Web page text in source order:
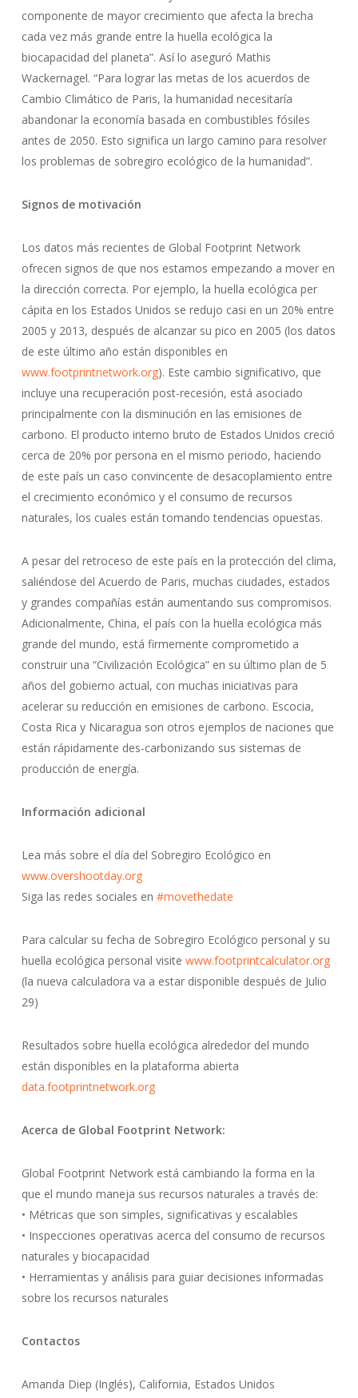
componente de mayor crecimiento que afecta la brecha
cada vez más grande entre la huella ecológica la
biocapacidad del planeta”. Así lo aseguró Mathis
Wackernagel. “Para lograr las metas de los acuerdos de
Cambio Climático de Paris, la humanidad necesitaría
abandonar la economía basada en combustibles fósiles
antes de 2050. Esto significa un largo camino para resolver
los problemas de sobregiro ecológico de la humanidad”.
Signos de motivación
Los datos más recientes de Global Footprint Network
ofrecen signos de que nos estamos empezando a mover en
la dirección correcta. Por ejemplo, la huella ecológica per
cápita en los Estados Unidos se redujo casi en un 20% entre
2005 y 2013, después de alcanzar su pico en 2005 (los datos
de este último año están disponibles en
www.footprintnetwork.org). Este cambio significativo, que
incluye una recuperación post-recesión, está asociado
principalmente con la disminución en las emisiones de
carbono. El producto interno bruto de Estados Unidos creció
cerca de 20% por persona en el mismo periodo, haciendo
de este país un caso convincente de desacoplamiento entre
el crecimiento económico y el consumo de recursos
naturales, los cuales están tomando tendencias opuestas.
A pesar del retroceso de este país en la protección del clima,
saliéndose del Acuerdo de Paris, muchas ciudades, estados
y grandes compañías están aumentando sus compromisos.
Adicionalmente, China, el país con la huella ecológica más
grande del mundo, está firmemente comprometido a
construir una “Civilización Ecológica” en su último plan de 5
años del gobierno actual, con muchas iniciativas para
acelerar su reducción en emisiones de carbono. Escocia,
Costa Rica y Nicaragua son otros ejemplos de naciones que
están rápidamente des-carbonizando sus sistemas de
producción de energía.
Información adicional
Lea más sobre el día del Sobregiro Ecológico en
www.overshootday.org
Siga las redes sociales en #movethedate
Para calcular su fecha de Sobregiro Ecológico personal y su
huella ecológica personal visite www.footprintcalculator.org
(la nueva calculadora va a estar disponible después de Julio
29)
Resultados sobre huella ecológica alrededor del mundo
están disponibles en la plataforma abierta
data.footprintnetwork.org
Acerca de Global Footprint Network:
Global Footprint Network está cambiando la forma en la
que el mundo maneja sus recursos naturales a través de:
• Métricas que son simples, significativas y escalables
• Inspecciones operativas acerca del consumo de recursos
naturales y biocapacidad
• Herramientas y análisis para guiar decisiones informadas
sobre los recursos naturales
Contactos
Amanda Diep (Inglés), California, Estados Unidos